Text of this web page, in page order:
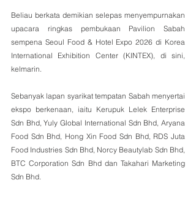
Beliau berkata demikian selepas menyempurnakan
upacara ringkas pembukaan Pavilion Sabah
sempena Seoul Food & Hotel Expo 2026 di Korea
International Exhibition Center (KINTEX), di sini,
kelmarin.
Sebanyak lapan syarikat tempatan Sabah menyertai
ekspo berkenaan, iaitu Kerupuk Lelek Enterprise
Sdn Bhd, Yuly Global International Sdn Bhd, Aryana
Food Sdn Bhd, Hong Xin Food Sdn Bhd, RDS Juta
Food Industries Sdn Bhd, Norcy Beautylab Sdn Bhd,
BTC Corporation Sdn Bhd dan Takahari Marketing
Sdn Bhd.